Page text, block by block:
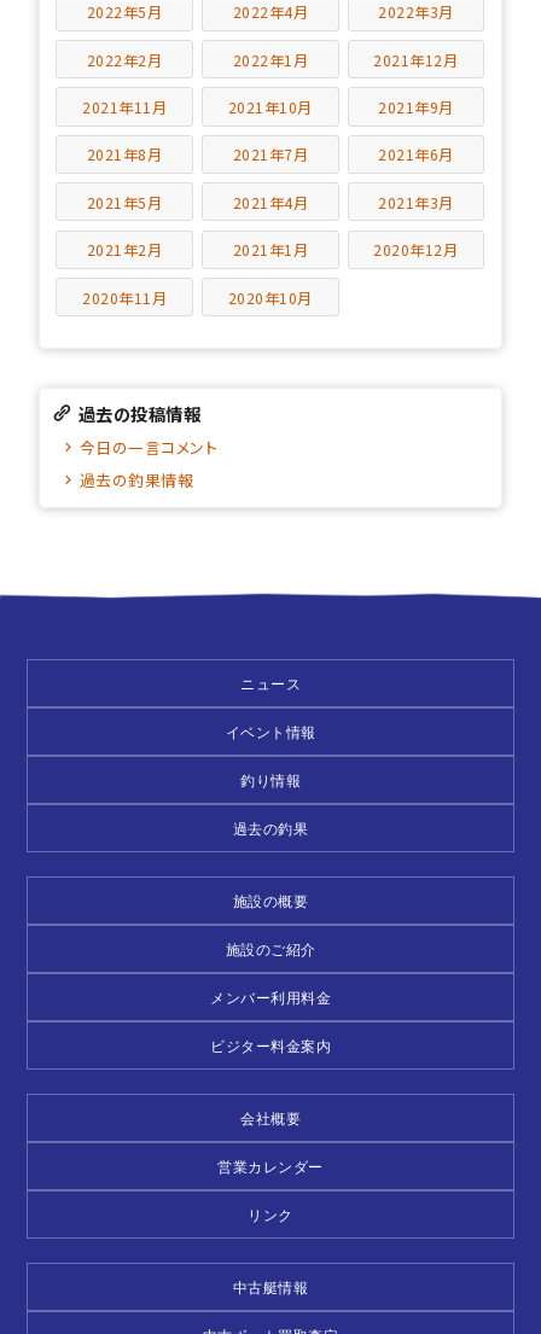
2022年5月 2022年4月 2022年3月
2022年2月 2022年1月 2021年12月
2021年11月 2021年10月 2021年9月
2021年8月 2021年7月 2021年6月
2021年5月 2021年4月 2021年3月
2021年2月 2021年1月 2020年12月
2020年11月 2020年10月
過去の投稿情報
今日の一言コメント
過去の釣果情報
ニュース
イベント情報
釣り情報
過去の釣果
施設の概要
施設のご紹介
メンバー利用料金
ビジター料金案内
会社概要
営業カレンダー
リンク
中古艇情報